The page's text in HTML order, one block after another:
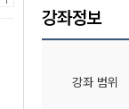
강좌정보
강좌 범위